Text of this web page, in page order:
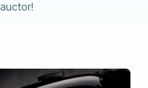
auctor!